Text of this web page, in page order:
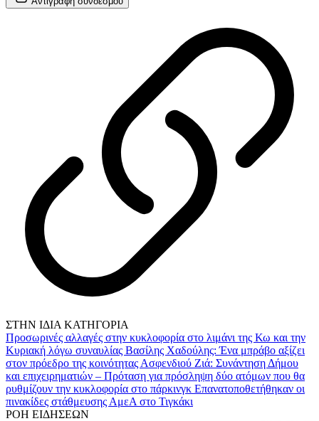
ΣΤΗΝ ΙΔΙΑ ΚΑΤΗΓΟΡΙΑ
Προσωρινές αλλαγές στην κυκλοφορία στο λιμάνι της Κω και την
Κυριακή λόγω συναυλίας Βασίλης Χαδούλης: Ένα μπράβο αξίζει
στον πρόεδρο της κοινότητας Ασφενδιού Ζιά: Συνάντηση Δήμου
και επιχειρηματιών – Πρόταση για πρόσληψη δύο ατόμων που θα
ρυθμίζουν την κυκλοφορία στο πάρκινγκ Επανατοποθετήθηκαν οι
πινακίδες στάθμευσης ΑμεΑ στο Τιγκάκι
ΡΟΗ ΕΙΔΗΣΕΩΝ